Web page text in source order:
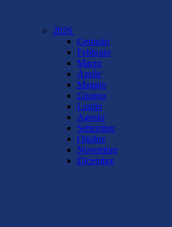
2026
Gennaio
Febbraio
Marzo
Aprile
Maggio
Giugno
Luglio
Agosto
Settembre
Ottobre
Novembre
Dicembre